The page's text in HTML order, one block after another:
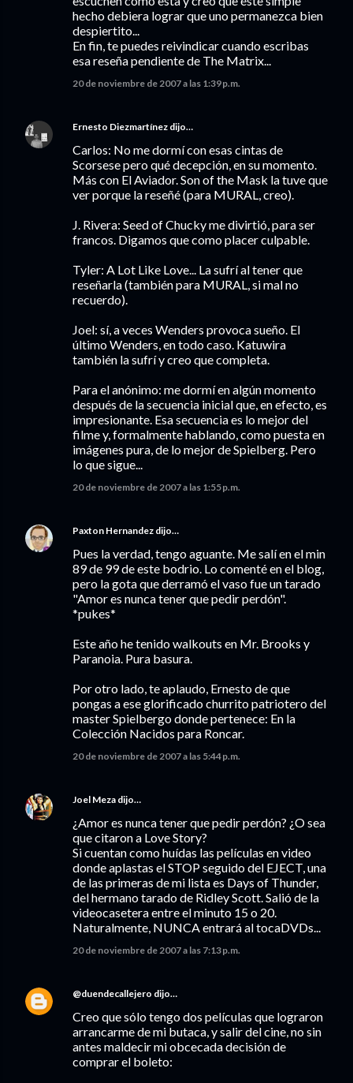
hecho debiera lograr que uno permanezca bien
despiertito...
En fin, te puedes reivindicar cuando escribas
esa reseña pendiente de The Matrix...
20 de noviembre de 2007 a las 1:39 p.m.
Ernesto Diezmartínez dijo…
Carlos: No me dormí con esas cintas de
Scorsese pero qué decepción, en su momento.
Más con El Aviador. Son of the Mask la tuve que
ver porque la reseñé (para MURAL, creo).
J. Rivera: Seed of Chucky me divirtió, para ser
francos. Digamos que como placer culpable.
Tyler: A Lot Like Love... La sufrí al tener que
reseñarla (también para MURAL, si mal no
recuerdo).
Joel: sí, a veces Wenders provoca sueño. El
último Wenders, en todo caso. Katuwira
también la sufrí y creo que completa.
Para el anónimo: me dormí en algún momento
después de la secuencia inicial que, en efecto, es
impresionante. Esa secuencia es lo mejor del
filme y, formalmente hablando, como puesta en
imágenes pura, de lo mejor de Spielberg. Pero
lo que sigue...
20 de noviembre de 2007 a las 1:55 p.m.
Paxton Hernandez dijo…
Pues la verdad, tengo aguante. Me salí en el min
89 de 99 de este bodrio. Lo comenté en el blog,
pero la gota que derramó el vaso fue un tarado
"Amor es nunca tener que pedir perdón".
*pukes*
Este año he tenido walkouts en Mr. Brooks y
Paranoia. Pura basura.
Por otro lado, te aplaudo, Ernesto de que
pongas a ese glorificado churrito patriotero del
master Spielbergo donde pertenece: En la
Colección Nacidos para Roncar.
20 de noviembre de 2007 a las 5:44 p.m.
Joel Meza dijo…
¿Amor es nunca tener que pedir perdón? ¿O sea
que citaron a Love Story?
Si cuentan como huídas las películas en video
donde aplastas el STOP seguido del EJECT, una
de las primeras de mi lista es Days of Thunder,
del hermano tarado de Ridley Scott. Salió de la
videocasetera entre el minuto 15 o 20.
Naturalmente, NUNCA entrará al tocaDVDs...
20 de noviembre de 2007 a las 7:13 p.m.
@duendecallejero dijo…
Creo que sólo tengo dos películas que lograron
arrancarme de mi butaca, y salir del cine, no sin
antes maldecir mi obcecada decisión de
comprar el boleto: